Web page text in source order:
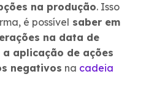
na produção. Isso
é possível saber em
na data de
aplicação de ações
negativos na cadeia